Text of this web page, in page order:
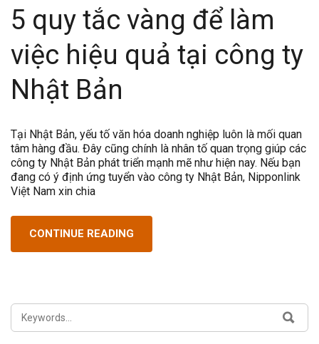
5 quy tắc vàng để làm
việc hiệu quả tại công ty
Nhật Bản
Tại Nhật Bản, yếu tố văn hóa doanh nghiệp luôn là mối quan
tâm hàng đầu. Đây cũng chính là nhân tố quan trọng giúp các
công ty Nhật Bản phát triển mạnh mẽ như hiện nay. Nếu bạn
đang có ý định ứng tuyển vào công ty Nhật Bản, Nipponlink
Việt Nam xin chia
CONTINUE READING
SEARCH
FOR: